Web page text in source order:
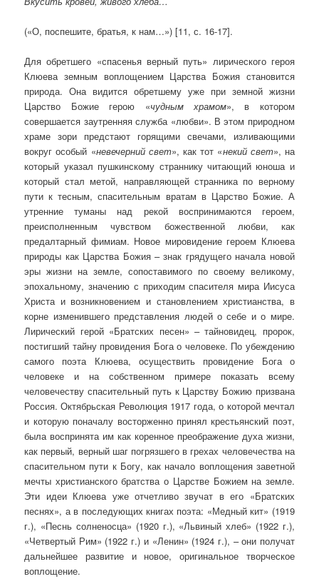
(«О, поспешите, братья, к нам…») [11, с. 16-17].
Для обретшего «спасенья верный путь» лирического героя
Клюева земным воплощением Царства Божия становится
природа. Она видится обретшему уже при земной жизни
Царство Божие герою «чудным храмом», в котором
совершается заутренняя служба «любви». В этом природном
храме зори предстают горящими свечами, изливающими
вокруг особый «невечерний свет», как тот «некий свет», на
который указал пушкинскому страннику читающий юноша и
который стал метой, направляющей странника по верному
пути к тесным, спасительным вратам в Царство Божие. А
утренние туманы над рекой воспринимаются героем,
преисполненным чувством божественной любви, как
предалтарный фимиам. Новое мировидение героем Клюева
природы как Царства Божия – знак грядущего начала новой
эры жизни на земле, сопоставимого по своему великому,
эпохальному, значению с приходим спасителя мира Иисуса
Христа и возникновением и становлением христианства, в
корне изменившего представления людей о себе и о мире.
Лирический герой «Братских песен» – тайновидец, пророк,
постигший тайну провидения Бога о человеке. По убеждению
самого поэта Клюева, осуществить провидение Бога о
человеке и на собственном примере показать всему
человечеству спасительный путь к Царству Божию призвана
Россия. Октябрьская Революция 1917 года, о которой мечтал
и которую поначалу восторженно принял крестьянский поэт,
была воспринята им как коренное преображение духа жизни,
как первый, верный шаг погрязшего в грехах человечества на
спасительном пути к Богу, как начало воплощения заветной
мечты христианского братства о Царстве Божием на земле.
Эти идеи Клюева уже отчетливо звучат в его «Братских
песнях», а в последующих книгах поэта: «Медный кит» (1919
г.), «Песнь солненосца» (1920 г.), «Львиный хлеб» (1922 г.),
«Четвертый Рим» (1922 г.) и «Ленин» (1924 г.), – они получат
дальнейшее развитие и новое, оригинальное творческое
воплощение.